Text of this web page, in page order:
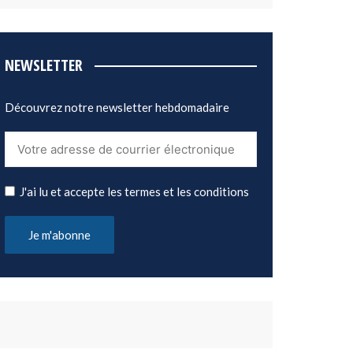
NEWSLETTER
Découvrez notre newsletter hebdomadaire
J'ai lu et accepte les termes et les conditions